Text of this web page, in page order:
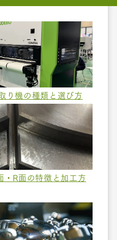
り機の種類と選び方
・R面の特徴と加工方